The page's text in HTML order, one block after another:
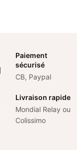
Paiement
sécurisé
CB, Paypal
Livraison rapide
Mondial Relay ou
Colissimo